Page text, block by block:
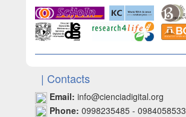
| Contacts
Email: info@cienciadigital.org
Phone: 0998235485 - 0984058533